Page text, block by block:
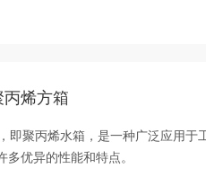
烯方箱
即聚丙烯水箱，是一种广泛应用
优异的性能和特点。